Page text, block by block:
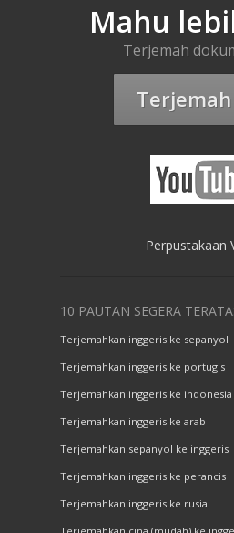
Mahu
Terjemah
Perpustakaan
10 PAUTAN SEGERA
Terjemahkan inggeris ke sepanyol
Terjemahkan inggeris ke portugis
Terjemahkan inggeris ke indonesia
Terjemahkan inggeris ke arab
Terjemahkan sepanyol ke inggeris
Terjemahkan inggeris ke perancis
Terjemahkan inggeris ke rusia